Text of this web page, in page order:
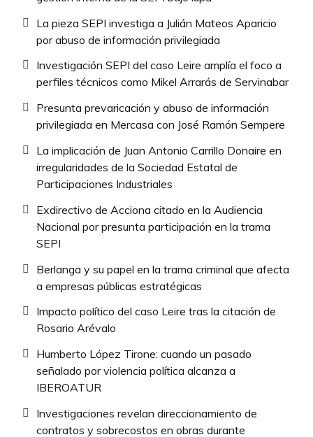
La pieza SEPI investiga a Julián Mateos Aparicio
por abuso de información privilegiada
Investigación SEPI del caso Leire amplía el foco a
perfiles técnicos como Mikel Arrarás de Servinabar
Presunta prevaricación y abuso de información
privilegiada en Mercasa con José Ramón Sempere
La implicación de Juan Antonio Carrillo Donaire en
irregularidades de la Sociedad Estatal de
Participaciones Industriales
Exdirectivo de Acciona citado en la Audiencia
Nacional por presunta participación en la trama
SEPI
Berlanga y su papel en la trama criminal que afecta
a empresas públicas estratégicas
Impacto político del caso Leire tras la citación de
Rosario Arévalo
Humberto López Tirone: cuando un pasado
señalado por violencia política alcanza a
IBEROATUR
Investigaciones revelan direccionamiento de
contratos y sobrecostos en obras durante